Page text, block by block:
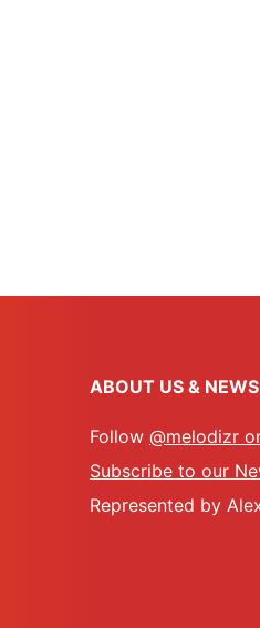
ABOUT US & NEWS
Follow @melodizr
Subscribe to our
Represented by